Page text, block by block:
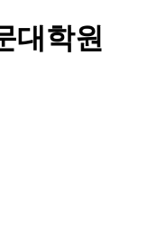
대학원